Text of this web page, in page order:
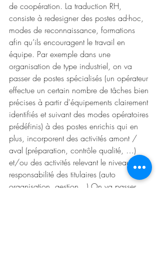
de coopération. La traduction RH,
consiste à redesigner des postes ad-hoc,
modes de reconnaissance, formations
afin qu’ils encouragent le travail en
équipe. Par exemple dans une
organisation de type industriel, on va
passer de postes spécialisés (un opérateur
effectue un certain nombre de tâches bien
précises à partir d'équipements clairement
identifiés et suivant des modes opératoires
prédéfinis) à des postes enrichis qui en
plus, incorporent des activités amont /
aval (préparation, contrôle qualité, …)
et/ou des activités relevant le niveau de
responsabilité des titulaires (auto
organisation, gestion…) On va passer